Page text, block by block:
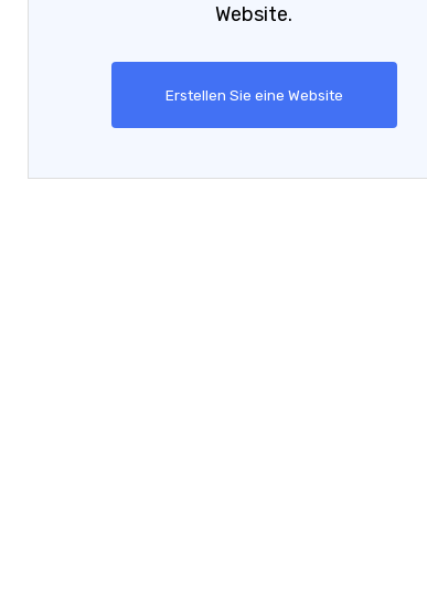
Website.
Erstellen Sie eine Website